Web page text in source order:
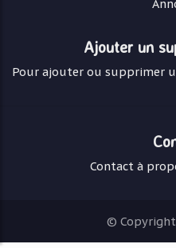
Ajouter un
Pour ajouter ou supprimer
Contact à
©